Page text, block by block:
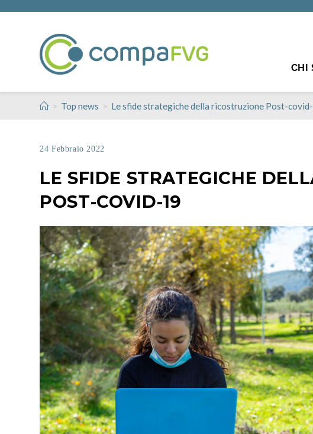
CHI
> Top news > Le sfide strategiche della ricostruzione Post-
24 Febbraio 2022
LE SFIDE STRATEGICHE
POST-COVID-19